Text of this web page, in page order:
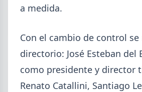
5,7% en 2026 y la capacidad
uno de los niveles más bajos de la
a medida.
Con el cambio de control se
directorio: José Esteban del
como presidente y director
Renato Catallini, Santiago